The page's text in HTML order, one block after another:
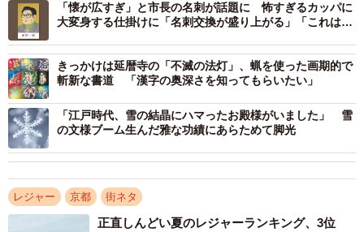
2/2
「懐が広すぎ」と市長の名刺が話題に 怖すぎるカッパに
大変身する仕掛けに「名刺交換が盛り上がる」「これは欲
きっかけは延暦寺の「不滅の法灯」、蝋を使った画期的で
斬新な書道 「漢字の奥深さを知ってもらいたい」
「江戸時代、雪の結晶にハマったお殿様がいました」 雪
の文様ブーム生んだ雅な功績にあらためて脚光
レジャー 京都 街ネタ
正直しんどい夏のレジャーランキング、3位